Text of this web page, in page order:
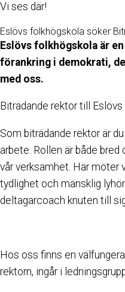
Vi ses där!
Eslövs folkhögskola söker
Eslövs folkhögskola är
förankring i demokrati,
med oss.
Biträdande rektor till
Som biträdande rektor är
arbete. Rollen är både
vår verksamhet. Här möter
tydlighet och mänsklig
deltagarcoach knuten till
Hos oss finns en
rektorn, ingår i